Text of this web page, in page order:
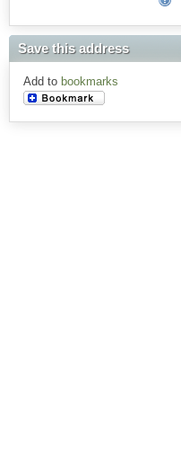
Save this address
Add to bookmarks